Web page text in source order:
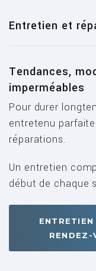
Entretien et
Tendances,
imperméables
Pour durer
entretenu
réparations.
Un entretien
début de chaque
RENDEZ-